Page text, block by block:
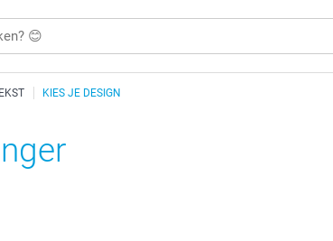
KIES JE DESIGN